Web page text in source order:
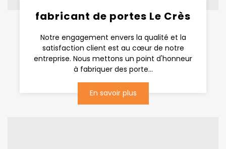
fabricant de portes Le Crès
Notre engagement envers la qualité et la
satisfaction client est au cœur de notre
entreprise. Nous mettons un point d'honneur
à fabriquer des porte...
En savoir plus